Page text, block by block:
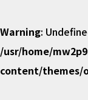
Warning:
/usr/home/
content/themes/